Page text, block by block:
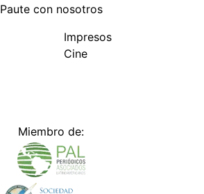
Paute con nosotros
Impresos
Cine
Miembro de: